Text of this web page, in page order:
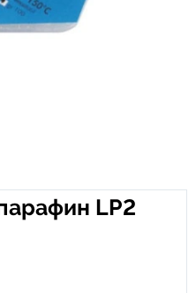
LP2